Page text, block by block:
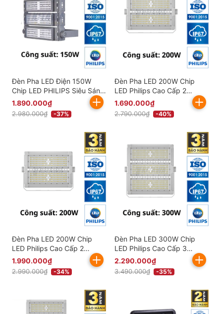
Đèn Pha LED Điện 150W
Chip LED PHILIPS Siêu Sáng
KITAWA - AC.DP07.150
1.890.000₫
2.980.000₫ -37%
Đèn Pha LED 200W Chip
LED Philips Cao Cấp 2
Khoang KITAWA -
AC.DP05.200
1.690.000₫
2.790.000₫ -40%
Đèn Pha LED 200W Chip
LED Philips Cao Cấp 2
Khoang KITAWA -
AC.DP05.200P
1.990.000₫
2.990.000₫ -34%
Đèn Pha LED 300W Chip
LED Philips Cao Cấp 3
Khoang KITAWA -
AC.DP05.300
2.290.000₫
3.490.000₫ -35%